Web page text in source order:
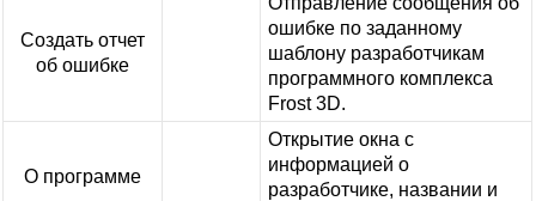
Создать отчет
об ошибке
ошибке по заданному
шаблону разработчикам
программного комплекса
Frost 3D.
О программе
Открытие окна с
информацией о
разработчике, названии и